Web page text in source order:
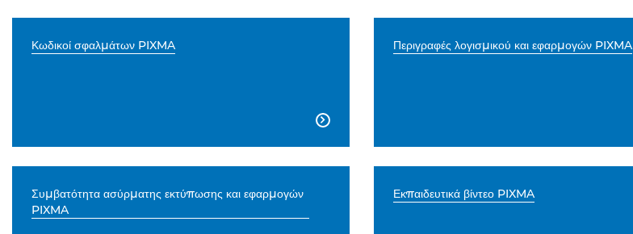
Κωδικοί σφαλμάτων PIXMA

Περιγραφές λογισμικού και εφαρμογών PIXMA
Συμβατότητα ασύρματης εκτύπωσης και εφαρμογών
PIXMA
Εκπαιδευτικά βίντεο PIXMA